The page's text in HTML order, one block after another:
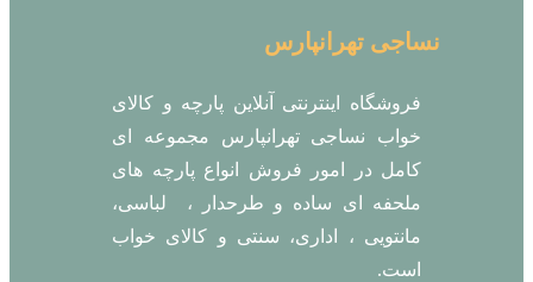
نساجی تهرانپارس
فروشگاه اینترنتی آنلاین پارچه و کالای
خواب نساجی تهرانپارس مجموعه ای
کامل در امور فروش انواع پارچه های
ملحفه ای ساده و طرحدار ، لباسی،
مانتویی ، اداری، سنتی و کالای خواب
است.